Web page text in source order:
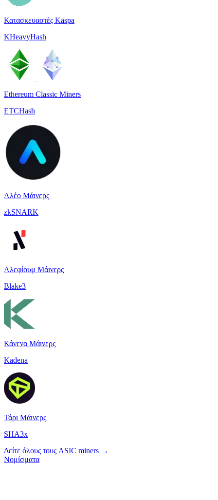
Κατασκευαστές Kaspa
KHeavyHash
Ethereum Classic Miners
ETCHash
Αλέο Μάινερς
zkSNARK
Αλεφίουμ Μάινερς
Blake3
Κάνενα Μάινερς
Kadena
Τάρι Μάινερς
SHA3x
Δείτε όλους τους ASIC miners →
Νομίσματα